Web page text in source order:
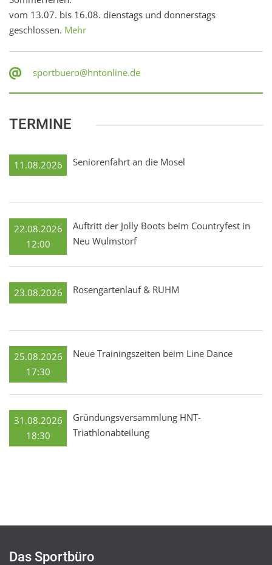
vom 13.07. bis 16.08. dienstags und donnerstags
geschlossen. Mehr
sportbuero@hntonline.de
TERMINE
11.08.2026 Seniorenfahrt an die Mosel
22.08.2026
12:00
Auftritt der Jolly Boots beim Countryfest in
Neu Wulmstorf
23.08.2026 Rosengartenlauf & RUHM
25.08.2026
17:30
Neue Trainingszeiten beim Line Dance
31.08.2026
18:30
Gründungsversammlung HNT-
Triathlonabteilung
Das Sportbüro